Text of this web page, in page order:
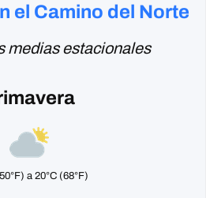
el Camino del Norte
medias estacionales
a 20°C (68°F)